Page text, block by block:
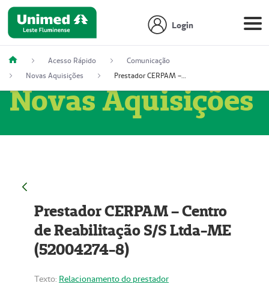
Login
Acesso Rápido
Comunicação
Novas Aquisições
Prestador CERPAM – Centro de Reabilitação S/S Ltda-ME (52004274-8)
Novas Aquisições
Prestador CERPAM – Centro
de Reabilitação S/S Ltda-ME
(52004274-8)
Texto: Relacionamento do prestador